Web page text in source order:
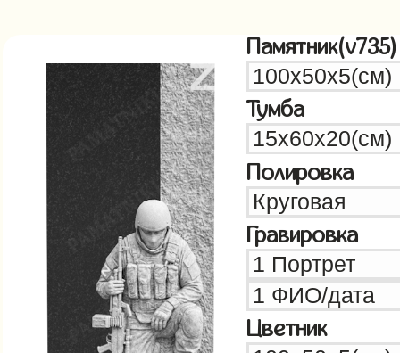
Памятник(v735)
Тумба
Полировка
Гравировка
Цветник